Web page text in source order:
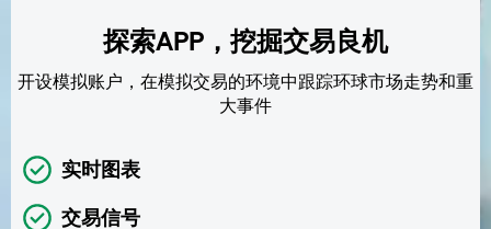
探索APP，挖掘交易良机
开设模拟账户，在模拟交易的环境中跟踪环球市场走势和重
大事件
实时图表
交易信号